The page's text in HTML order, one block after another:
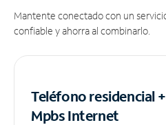
Mantente conectado con un
confiable y ahorra al combinarlo.
Teléfono residencial
MpbsInternet